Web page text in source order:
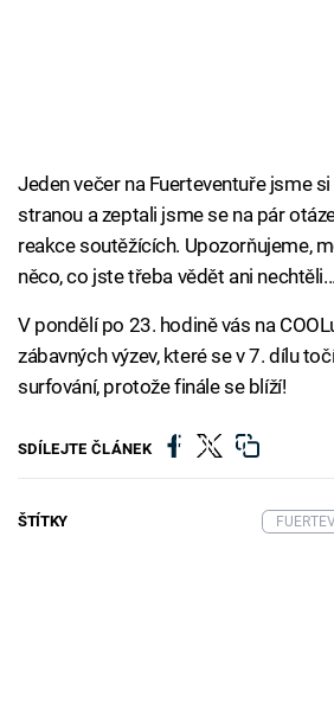
Jeden večer na Fuerteventuře jsme
stranou a zeptali jsme se na pár
reakce soutěžících. Upozorňujeme,
něco, co jste třeba vědět ani nechtěli...
V pondělí po 23. hodině vás na
zábavných výzev, které se v 7. dílu
surfování, protože finále se blíží!
Failed to
SDÍLEJTE ČLÁNEK
ŠTÍTKY